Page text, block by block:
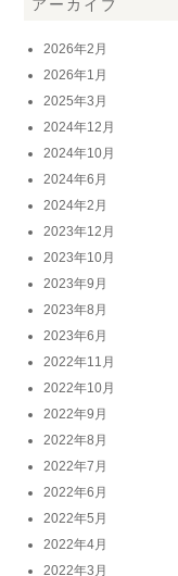
アーカイブ
2026年2月
2026年1月
2025年3月
2024年12月
2024年10月
2024年6月
2024年2月
2023年12月
2023年10月
2023年9月
2023年8月
2023年6月
2022年11月
2022年10月
2022年9月
2022年8月
2022年7月
2022年6月
2022年5月
2022年4月
2022年3月